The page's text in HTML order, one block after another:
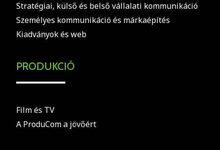
Stratégiai, külső és belső vállalati kommunikáció
Személyes kommunikáció és márkaépítés
Kiadványok és web
PRODUKCIÓ
Film és TV
A ProduCom a jövőért